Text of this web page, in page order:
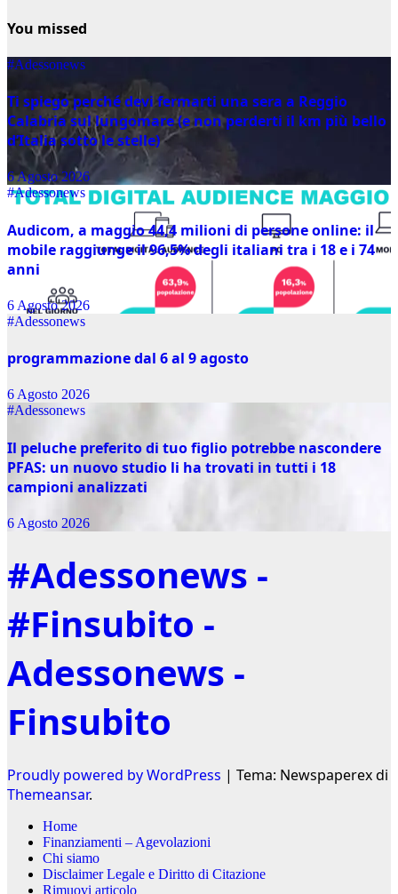
You missed
#Adessonews
Ti spiego perché devi fermarti una sera a Reggio
Calabria sul lungomare (e non perderti il km più bello
d’Italia sotto le stelle)
6 Agosto 2026
#Adessonews
Audicom, a maggio 44,4 milioni di persone online: il
mobile raggiunge il 96,5% degli italiani tra i 18 e i 74
anni
6 Agosto 2026
#Adessonews
programmazione dal 6 al 9 agosto
6 Agosto 2026
#Adessonews
Il peluche preferito di tuo figlio potrebbe nascondere
PFAS: un nuovo studio li ha trovati in tutti i 18
campioni analizzati
6 Agosto 2026
#Adessonews -
#Finsubito -
Adessonews -
Finsubito
Proudly powered by WordPress | Tema: Newspaperex di
Themeansar.
Home
Finanziamenti – Agevolazioni
Chi siamo
Disclaimer Legale e Diritto di Citazione
Rimuovi articolo